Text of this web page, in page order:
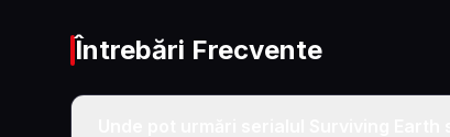
Întrebări Frecvente